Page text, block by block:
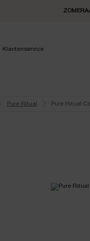
Klantenservice
Pure Ritual Pure Ritual